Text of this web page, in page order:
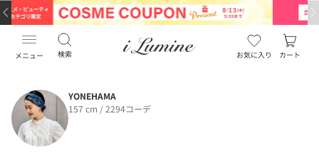
メニュー 検索 お気に入り カート
YONEHAMA
157 cm / 2294コーデ